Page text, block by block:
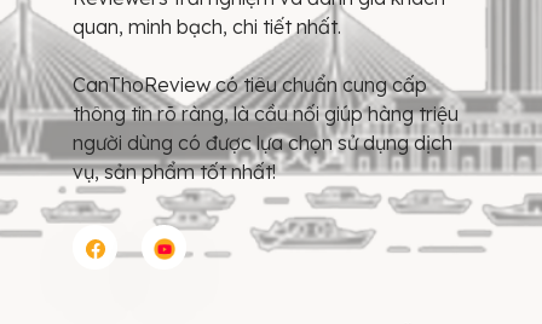
quan, minh bạch, chi tiết nhất.
CanThoReview có tiêu chuẩn cung cấp
thông tin rõ ràng, là cầu nối giúp hàng triệu
người dùng có được lựa chọn sử dụng dịch
vụ, sản phẩm tốt nhất!